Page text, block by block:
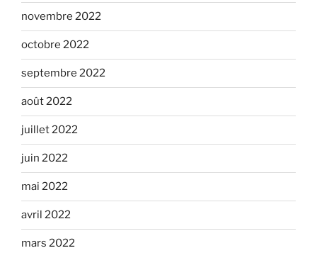
novembre 2022
octobre 2022
septembre 2022
août 2022
juillet 2022
juin 2022
mai 2022
avril 2022
mars 2022